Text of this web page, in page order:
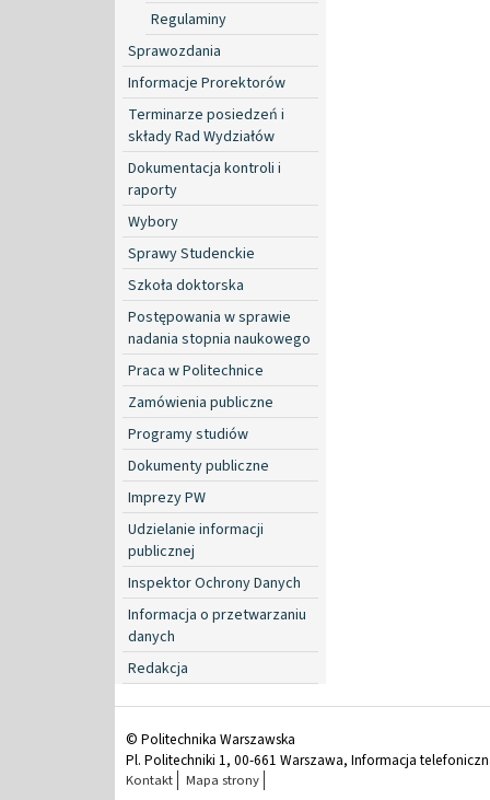
Regulaminy
Sprawozdania
Informacje Prorektorów
Terminarze posiedzeń i
składy Rad Wydziałów
Dokumentacja kontroli i
raporty
Wybory
Sprawy Studenckie
Szkoła doktorska
Postępowania w sprawie
nadania stopnia naukowego
Praca w Politechnice
Zamówienia publiczne
Programy studiów
Dokumenty publiczne
Imprezy PW
Udzielanie informacji
publicznej
Inspektor Ochrony Danych
Informacja o przetwarzaniu
danych
Redakcja
© Politechnika Warszawska
Pl. Politechniki 1, 00-661 Warszawa, Informacja
Kontakt Mapa strony